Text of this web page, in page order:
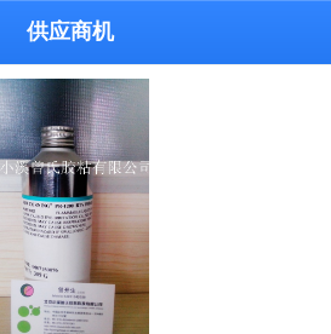
供应商机